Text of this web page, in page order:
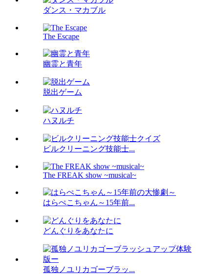
ダンス・マカブル
The Escape
幽霊と青年
脱出ゲーム
ハヌルチ
ビルクリーニング技能士...
The FREAK show ~musical~
はらぺこちゃん～15年前...
どんぐりをあなたに
孤独ノユリカゴーブラッ...